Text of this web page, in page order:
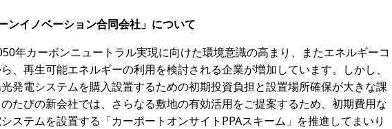
ンイノベーション合同会社」について
年カーボンニュートラル実現に向けた環境意識の高まり、またエネルギーコ
、再生可能エネルギーの利用を検討される企業が増加しています。しかし、
発電システムを購入設置するための初期投資負担と設置場所確保が大きな課
たびの新会社では、さらなる敷地の有効活用をご提案するため、初期費用な
ステムを設置する「カーポートオンサイトPPAスキーム」を推進してまいり